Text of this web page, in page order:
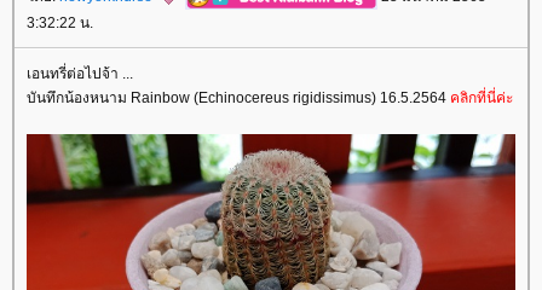
3:32:22 น.
เอนทรี่ต่อไปจ้า ...
บันทึกน้องหนาม Rainbow (Echinocereus rigidissimus) 16.5.2564 คลิกที่นี่ค่ะ